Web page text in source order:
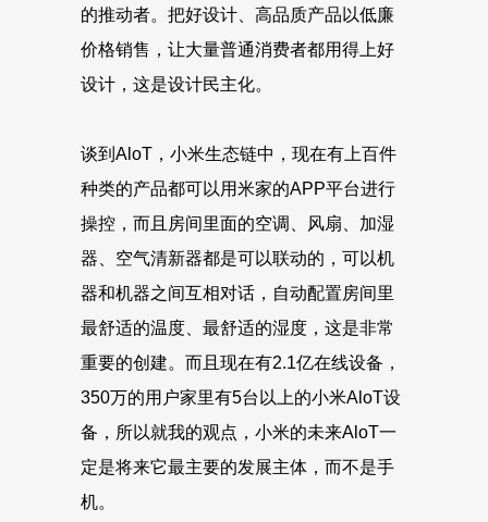
的推动者。把好设计、高品质产品以低廉
价格销售，让大量普通消费者都用得上好
设计，这是设计民主化。
谈到AloT，小米生态链中，现在有上百件
种类的产品都可以用米家的APP平台进行
操控，而且房间里面的空调、风扇、加湿
器、空气清新器都是可以联动的，可以机
器和机器之间互相对话，自动配置房间里
最舒适的温度、最舒适的湿度，这是非常
重要的创建。而且现在有2.1亿在线设备，
350万的用户家里有5台以上的小米AloT设
备，所以就我的观点，小米的未来AloT一
定是将来它最主要的发展主体，而不是手
机。